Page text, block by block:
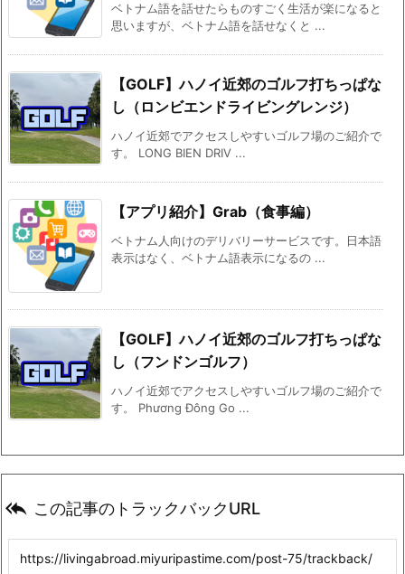
ベトナム語を話せたらものすごく生活が楽になると
思いますが、ベトナム語を話せなくと ...
【GOLF】ハノイ近郊のゴルフ打ちっぱな
し（ロンビエンドライビングレンジ）
ハノイ近郊でアクセスしやすいゴルフ場のご紹介で
す。 LONG BIEN DRIV ...
【アプリ紹介】Grab（食事編）
ベトナム人向けのデリバリーサービスです。日本語
表示はなく、ベトナム語表示になるの ...
【GOLF】ハノイ近郊のゴルフ打ちっぱな
し（フンドンゴルフ）
ハノイ近郊でアクセスしやすいゴルフ場のご紹介で
す。 Phương Đông Go ...
 この記事のトラックバックURL